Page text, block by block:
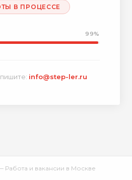
В ПРОЦЕССЕ
99%
info@step-ler.ru
Работа и вакансии в Москве